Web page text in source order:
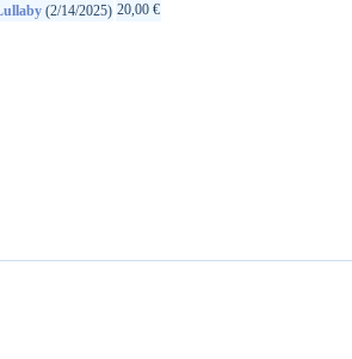
(2/14/2025) 20,00 €